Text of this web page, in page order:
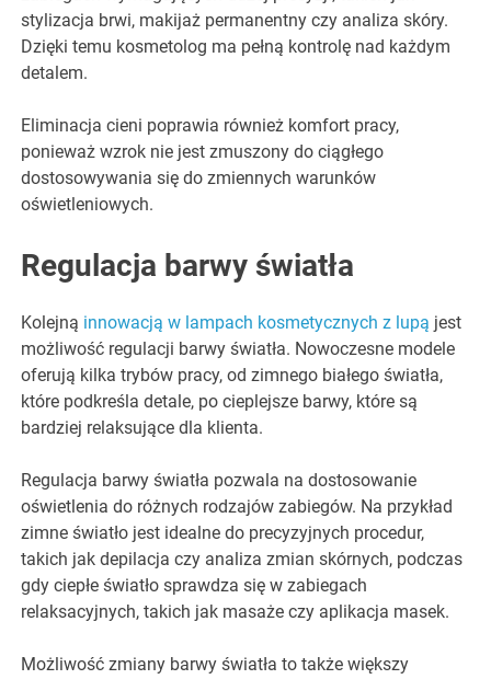
stylizacja brwi, makijaż permanentny czy analiza skóry.
Dzięki temu kosmetolog ma pełną kontrolę nad każdym
detalem.
Eliminacja cieni poprawia również komfort pracy,
ponieważ wzrok nie jest zmuszony do ciągłego
dostosowywania się do zmiennych warunków
oświetleniowych.
Regulacja barwy światła
Kolejną innowacją w lampach kosmetycznych z lupą jest
możliwość regulacji barwy światła. Nowoczesne modele
oferują kilka trybów pracy, od zimnego białego światła,
które podkreśla detale, po cieplejsze barwy, które są
bardziej relaksujące dla klienta.
Regulacja barwy światła pozwala na dostosowanie
oświetlenia do różnych rodzajów zabiegów. Na przykład
zimne światło jest idealne do precyzyjnych procedur,
takich jak depilacja czy analiza zmian skórnych, podczas
gdy ciepłe światło sprawdza się w zabiegach
relaksacyjnych, takich jak masaże czy aplikacja masek.
Możliwość zmiany barwy światła to także większy